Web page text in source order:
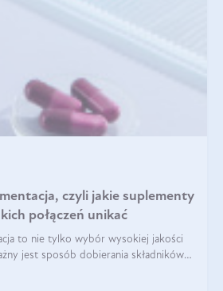
czyli jakie suplementy
połączeń unikać
to nie tylko wybór wysokiej jakości
jest sposób dobierania składników